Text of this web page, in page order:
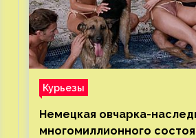
Курьезы
Немецкая овчарка-
многомиллионного